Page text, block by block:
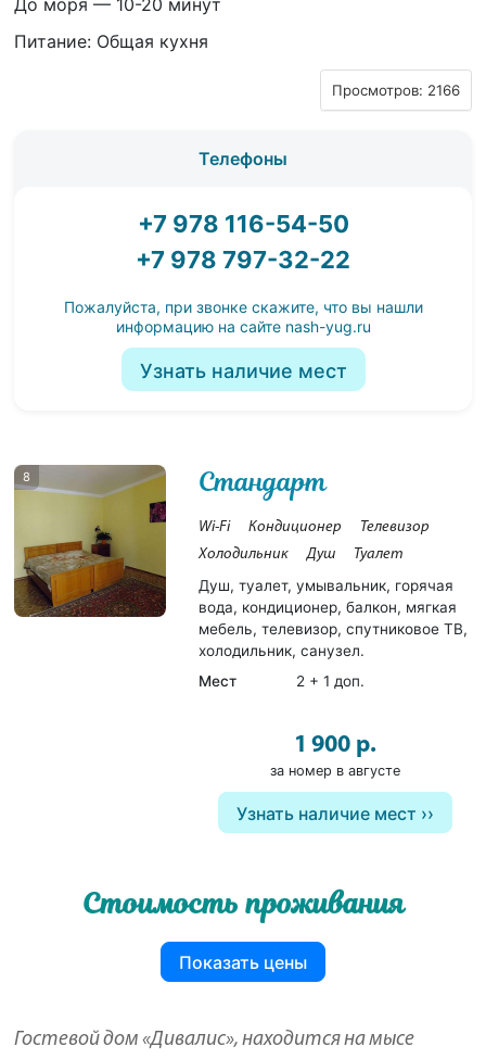
Питание: Общая кухня
Просмотров: 2166
Телефоны
+7 978 116-54-50
+7 978 797-32-22
Пожалуйста, при звонке скажите, что вы нашли
информацию на сайте nash-yug.ru
Узнать наличие мест
8 Стандарт
Wi-Fi Кондиционер
Телевизор
Холодильник
Душ Туалет
Душ, туалет, умывальник, горячая
вода, кондиционер, балкон, мягкая
мебель, телевизор, спутниковое ТВ,
холодильник, санузел.
Мест
2 + 1 доп.
1 900 р.
за номер в августе
Узнать наличие мест
Стоимость проживания
Показать цены
Гостевой дом «Дивалис», находится на мысе